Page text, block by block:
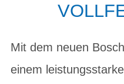
Mit dem neuen
einem